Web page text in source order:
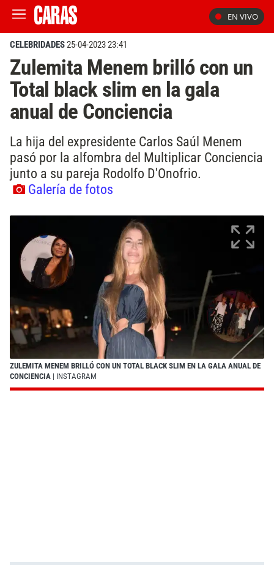
EN VIVO
CELEBRIDADES25-04-2023 23:41
Zulemita Menem brilló con un
Total black slim en la gala
anual de Conciencia
La hija del expresidente Carlos Saúl Menem
pasó por la alfombra del Multiplicar Conciencia
junto a su pareja Rodolfo D'Onofrio.
Galería de fotos
ZULEMITA MENEM BRILLÓ CON UN TOTAL BLACK SLIM EN LA GALA ANUAL DE
CONCIENCIA | INSTAGRAM